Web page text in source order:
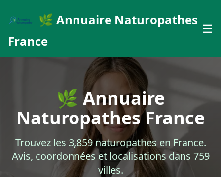
🌿 Annuaire Naturopathes
France
☰
🌿 Annuaire
Naturopathes France
Trouvez les 3,859 naturopathes en France.
Avis, coordonnées et localisations dans 759
villes.